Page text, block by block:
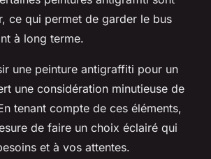
ce qui permet de garder le bus
à long terme.
une peinture antigraffiti pour un
une considération minutieuse de
tenant compte de ces éléments,
de faire un choix éclairé qui
et à vos attentes.